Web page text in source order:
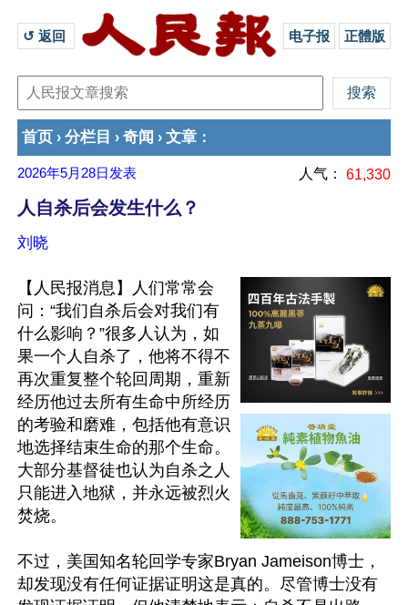
↺ 返回 电子报 正體版
首页 › 分栏目 › 奇闻 › 文章 ：
2026年5月28日 发表 人气： 61,330
人自杀后会发生什么？
刘晓
【人民报消息】人们常常会
问：“我们自杀后会对我们有
什么影响？”很多人认为，如
果一个人自杀了，他将不得不
再次重复整个轮回周期，重新
经历他过去所有生命中所经历
的考验和磨难，包括他有意识
地选择结束生命的那个生命。
大部分基督徒也认为自杀之人
只能进入地狱，并永远被烈火
焚烧。
不过，美国知名轮回学专家Bryan Jameison博士，
却发现没有任何证据证明这是真的。尽管博士没有